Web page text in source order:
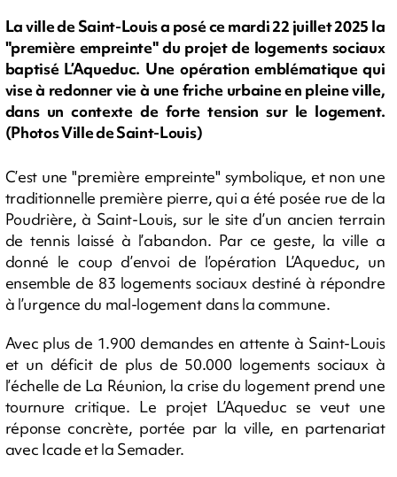
La ville de Saint-Louis a posé ce mardi 22 juillet 2025 la
"première empreinte" du projet de logements sociaux
baptisé L’Aqueduc. Une opération emblématique qui
vise à redonner vie à une friche urbaine en pleine ville,
dans un contexte de forte tension sur le logement.
(Photos Ville de Saint-Louis)
C’est une "première empreinte" symbolique, et non une
traditionnelle première pierre, qui a été posée rue de la
Poudrière, à Saint-Louis, sur le site d’un ancien terrain
de tennis laissé à l’abandon. Par ce geste, la ville a
donné le coup d’envoi de l’opération L’Aqueduc, un
ensemble de 83 logements sociaux destiné à répondre
à l’urgence du mal-logement dans la commune.
Avec plus de 1.900 demandes en attente à Saint-Louis
et un déficit de plus de 50.000 logements sociaux à
l’échelle de La Réunion, la crise du logement prend une
tournure critique. Le projet L’Aqueduc se veut une
réponse concrète, portée par la ville, en partenariat
avec Icade et la Semader.